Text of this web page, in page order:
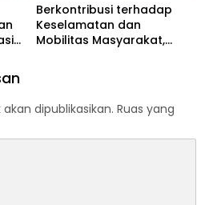
Berkontribusi terhadap
Keselamatan dan
Mobilitas Masyarakat,
Awards 2026
dipublikasikan. Ruas yang